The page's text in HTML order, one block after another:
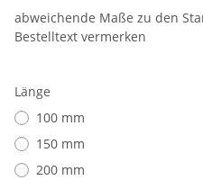
abweichende Maße zu den
Bestelltext vermerken
Länge
100 mm
150 mm
200 mm